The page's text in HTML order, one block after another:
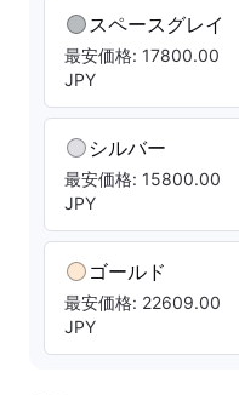
スペースグレイ
最安価格: 17800.00
JPY
シルバー
最安価格: 15800.00
JPY
ゴールド
最安価格: 22609.00
JPY